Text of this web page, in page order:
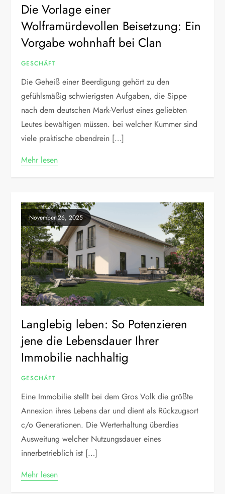
Die Vorlage einer
Wolframürdevollen Beisetzung: Ein
Vorgabe wohnhaft bei Clan
GESCHÄFT
Die Geheiß einer Beerdigung gehört zu den
gefühlsmäßig schwierigsten Aufgaben, die Sippe
nach dem deutschen Mark-Verlust eines geliebten
Leutes bewältigen müssen. bei welcher Kummer sind
viele praktische obendrein […]
Mehr lesen
November 26, 2025
Langlebig leben: So Potenzieren
jene die Lebensdauer Ihrer
Immobilie nachhaltig
GESCHÄFT
Eine Immobilie stellt bei dem Gros Volk die größte
Annexion ihres Lebens dar und dient als Rückzugsort
c/o Generationen. Die Werterhaltung überdies
Ausweitung welcher Nutzungsdauer eines
innerbetrieblich ist […]
Mehr lesen